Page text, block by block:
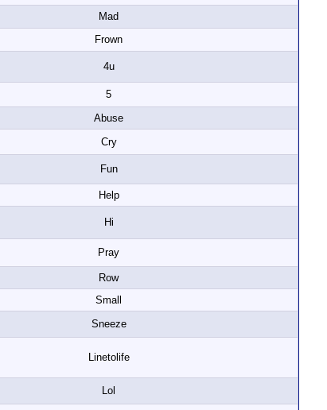
Mad
Frown
4u
5
Abuse
Cry
Fun
Help
Hi
Pray
Row
Small
Sneeze
Linetolife
Lol